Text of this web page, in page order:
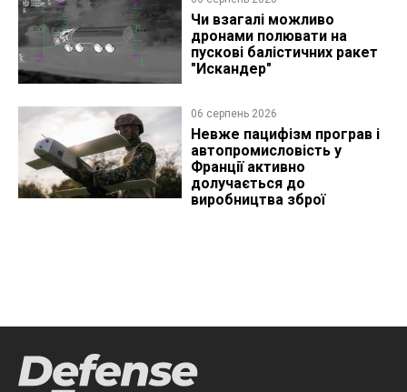
Чи взагалі можливо
дронами полювати на
пускові балістичних ракет
"Искандер"
06 серпень 2026
Невже пацифізм програв і
автопромисловість у
Франції активно
долучається до
виробництва зброї